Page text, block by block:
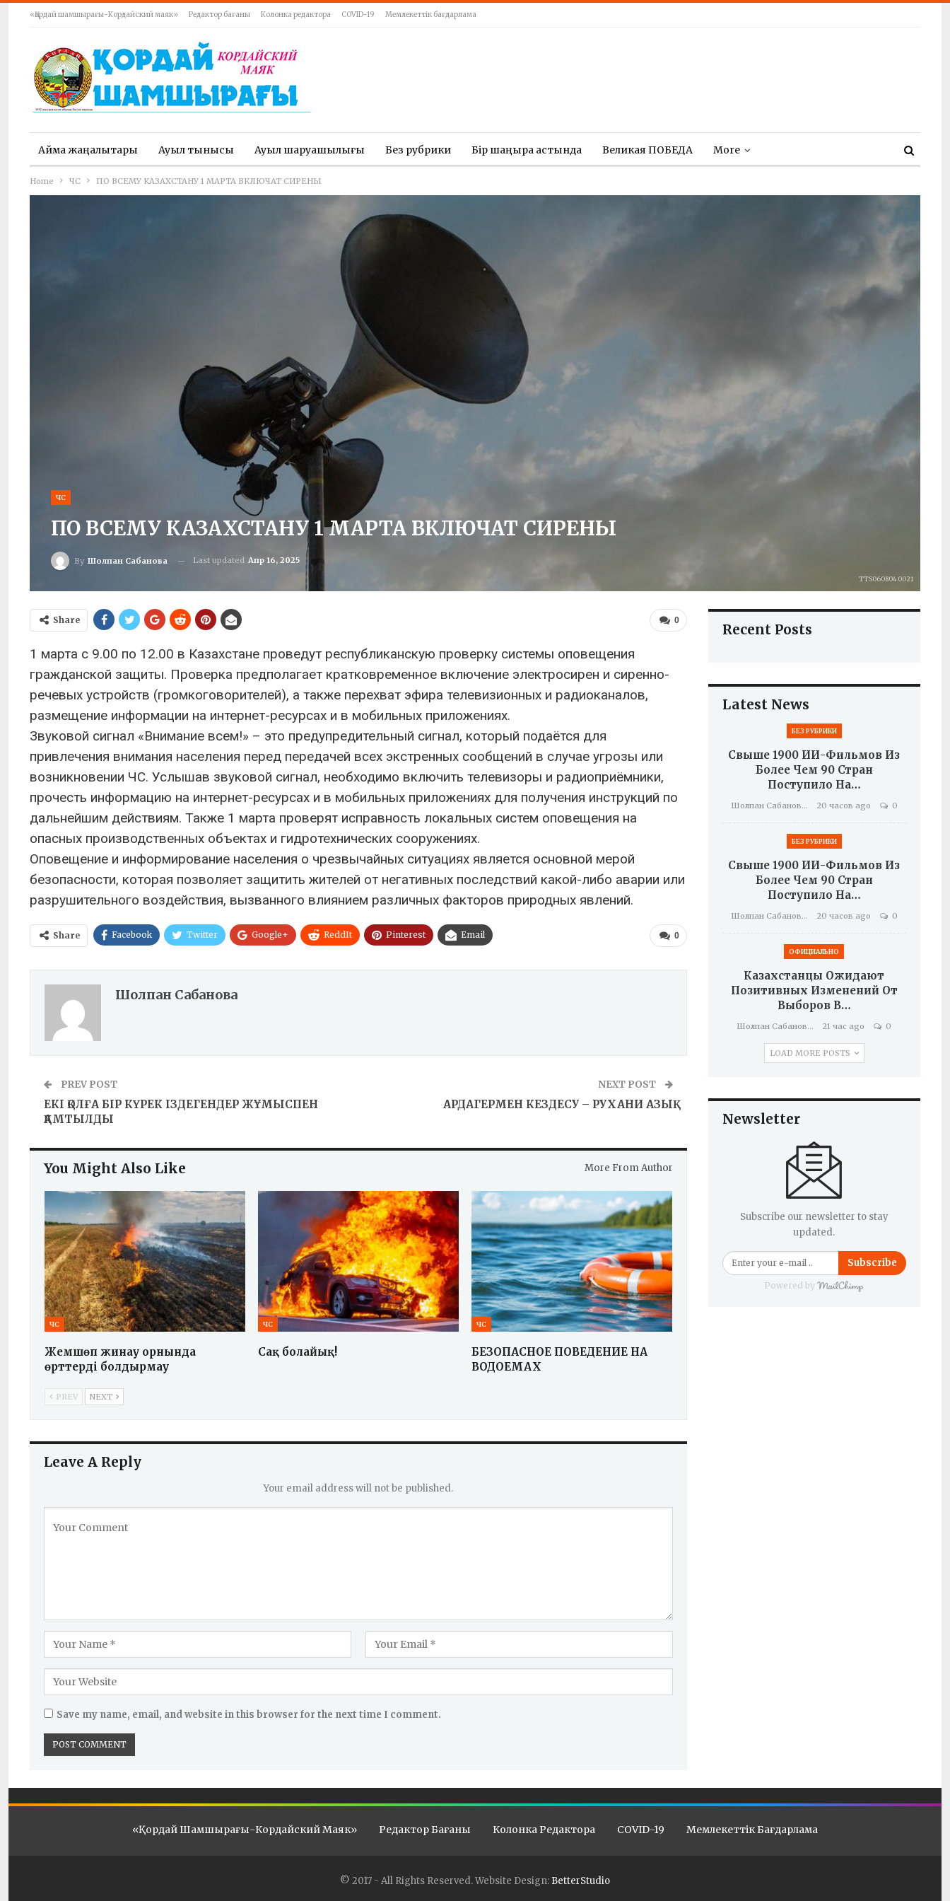
«Қордай шамшырағы-Кордайский маяк» Редактор бағаны Колонка редактора COVID-19 Мемлекеттік бағдарлама
Аймақ жаңалықтары Ауыл тынысы Ауыл шаруашылығы Без рубрики Бір шаңырақ астында Великая ПОБЕДА More
Home ЧС ПО ВСЕМУ КАЗАХСТАНУ 1 МАРТА ВКЛЮЧАТ СИРЕНЫ
ЧС
ПО ВСЕМУ КАЗАХСТАНУ 1 МАРТА ВКЛЮЧАТ СИРЕНЫ
By Шолпан Сабанова Last updated Апр 16, 2025
TTS060804 0021
0
Share
1 марта с 9.00 по 12.00 в Казахстане проведут республиканскую проверку системы оповещения
гражданской защиты. Проверка предполагает кратковременное включение электросирен и сиренно-
речевых устройств (громкоговорителей), а также перехват эфира телевизионных и радиоканалов,
размещение информации на интернет-ресурсах и в мобильных приложениях.
Звуковой сигнал «Внимание всем!» – это предупредительный сигнал, который подаётся для
привлечения внимания населения перед передачей всех экстренных сообщений в случае угрозы или
возникновении ЧС. Услышав звуковой сигнал, необходимо включить телевизоры и радиоприёмники,
прочесть информацию на интернет-ресурсах и в мобильных приложениях для получения инструкций по
дальнейшим действиям. Также 1 марта проверят исправность локальных систем оповещения на
опасных производственных объектах и гидротехнических сооружениях.
Оповещение и информирование населения о чрезвычайных ситуациях является основной мерой
безопасности, которая позволяет защитить жителей от негативных последствий какой-либо аварии или
разрушительного воздействия, вызванного влиянием различных факторов природных явлений.
0
Share Facebook Twitter Google+ ReddIt Pinterest Email
Шолпан Сабанова
PREV POST
ЕКІ ҚОЛҒА БІР КҮРЕК ІЗДЕГЕНДЕР ЖҰМЫСПЕН
ҚАМТЫЛДЫ
NEXT POST
АРДАГЕРМЕН КЕЗДЕСУ – РУХАНИ АЗЫҚ
You Might Also Like More From Author
ЧС
Жемшөп жинау орнында
өрттерді болдырмау
ЧС
Сақ болайық!
ЧС
БЕЗОПАСНОЕ ПОВЕДЕНИЕ НА
ВОДОЕМАХ
PREV NEXT
Leave A Reply
Your email address will not be published.
Save my name, email, and website in this browser for the next time I comment.
Recent Posts
Latest News
БЕЗ РУБРИКИ
Свыше 1900 ИИ-Фильмов Из
Более Чем 90 Стран
Поступило На…
Шолпан Сабанова 20 часов ago 0
БЕЗ РУБРИКИ
Свыше 1900 ИИ-Фильмов Из
Более Чем 90 Стран
Поступило На…
Шолпан Сабанова 20 часов ago 0
ОФИЦИАЛЬНО
Казахстанцы Ожидают
Позитивных Изменений От
Выборов В…
Шолпан Сабанова 21 час ago 0
LOAD MORE POSTS
Newsletter
Subscribe our newsletter to stay
updated.
Subscribe
Powered by
«Қордай Шамшырағы-Кордайский Маяк» Редактор Бағаны Колонка Редактора COVID-19 Мемлекеттік Бағдарлама
© 2017 - All Rights Reserved.Website Design: BetterStudio